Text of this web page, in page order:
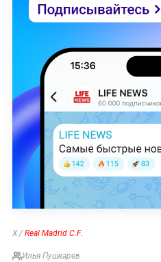
X / Real Madrid C.F.
Илья Пушкарев